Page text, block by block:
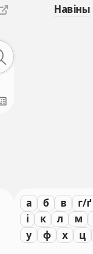
Навіны
а б в г/ґ
і
к л м
у
ф х ц